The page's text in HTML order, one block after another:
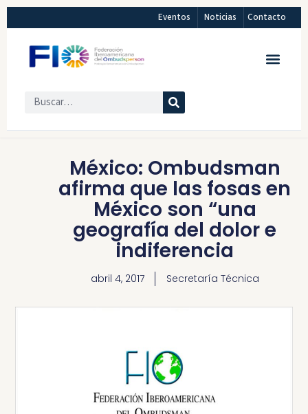
Eventos Noticias Contacto
México: Ombudsman
afirma que las fosas en
México son “una
geografía del dolor e
indiferencia
abril 4, 2017 Secretaría Técnica